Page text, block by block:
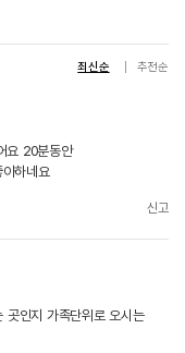
최신순 추천순
요 20분동안
하네요
신고
곳인지 가족단위로 오시는